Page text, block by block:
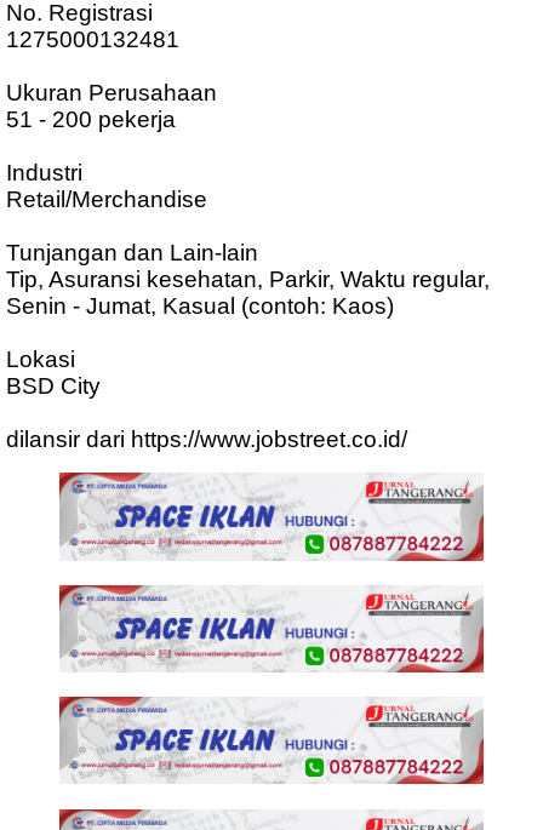
No. Registrasi
1275000132481
Ukuran Perusahaan
51 - 200 pekerja
Industri
Retail/Merchandise
Tunjangan dan Lain-lain
Tip, Asuransi kesehatan, Parkir, Waktu regular,
Senin - Jumat, Kasual (contoh: Kaos)
Lokasi
BSD City
dilansir dari https://www.jobstreet.co.id/